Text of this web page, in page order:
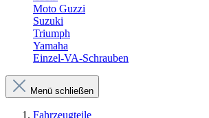
Moto Guzzi
Suzuki
Triumph
Yamaha
Einzel-VA-Schrauben
Menü schließen
Fahrzeugteile